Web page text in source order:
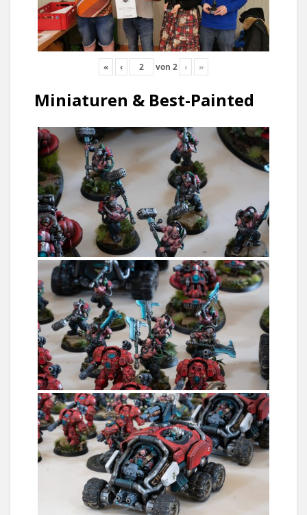
« ‹ von 2 › »
Miniaturen & Best-Painted